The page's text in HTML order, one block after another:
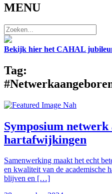
MENU
Bekijk hier het CAHAL
Tag:
Symposium netwerk
hartafwijkingen
Samenwerking maakt het echt
en kwaliteit van de academische
blijven en […]